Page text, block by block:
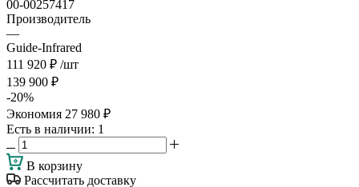
00-00257417
Производитель
—
Guide-Infrared
111 920 ₽ /шт
139 900 ₽
-20%
Экономия 27 980 ₽
Есть в наличии: 1
В корзину
Рассчитать доставку